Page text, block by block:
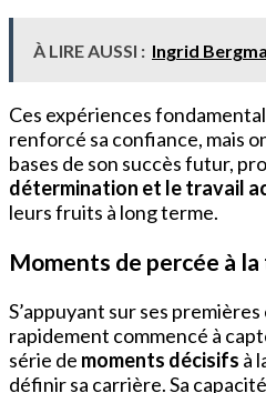
À LIRE AUSSI : Ingrid
Ces expériences
renforcé sa confiance, mais
bases de son succès futur,
détermination et le travail
leurs fruits à long terme.
Moments de percée à
S’appuyant sur ses
rapidement commencé à
série de moments décisifs à
définir sa carrière. Sa